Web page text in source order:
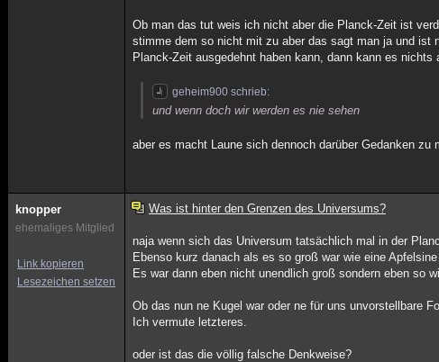
Ob man das tut weis ich nicht aber die Planck-Zeit ist
stimme dem so nicht mit zu aber das sagt man ja und ist
Planck-Zeit ausgedehnt haben kann, dann kann es
geheim900 schrieb:
und wenn doch wir werden es nie sehen
aber es macht Laune sich dennoch darüber Gedanken zu
knopper
ehemaliges Mitglied
Link kopieren
Lesezeichen setzen
Was ist hinter den Grenzen des Universums?
naja wenn sich das Universum tatsächlich mal in der
Ebenso kurz danach als es so groß war wie eine
Es war dann eben nicht unendlich groß sondern eben so
Ob das nun ne Kugel war oder ne für uns unvorstellbare
Ich vermute letzteres.
oder ist das die völlig falsche Denkweise?